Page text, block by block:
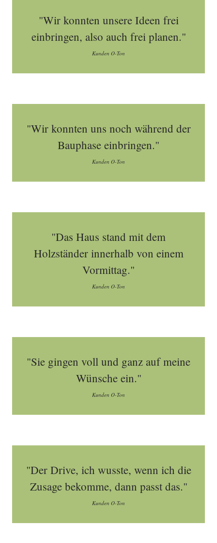
"Wir konnten unsere Ideen frei
einbringen, also auch frei planen."
Kunden O-Ton
"Wir konnten uns noch während der
Bauphase einbringen."
Kunden O-Ton
"Das Haus stand mit dem
Holzständer innerhalb von einem
Vormittag."
Kunden O-Ton
"Sie gingen voll und ganz auf meine
Wünsche ein."
Kunden O-Ton
"Der Drive, ich wusste, wenn ich die
Zusage bekomme, dann passt das."
Kunden O-Ton